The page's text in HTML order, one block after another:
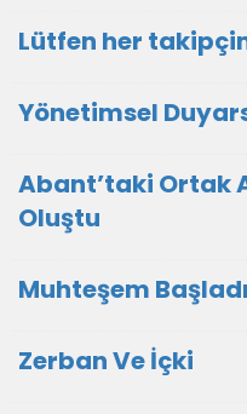
Lütfen her
Yönetimsel
Abant’taki Ortak
Oluştu
Muhteşem
Zerban Ve İçki